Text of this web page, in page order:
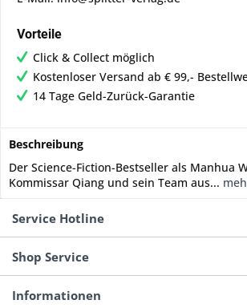
Vorteile
Click & Collect möglich
Kostenloser Versand ab € 99,-
14 Tage Geld-Zurück-Garantie
Beschreibung
Der Science-Fiction-Bestseller als Manhua
Kommissar Qiang und sein Team aus...
Service Hotline
Shop Service
Informationen